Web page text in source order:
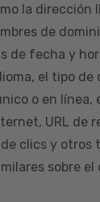
la dirección
de
de fecha y
el tipo de
o en línea,
URL de
clics y otros
sobre el